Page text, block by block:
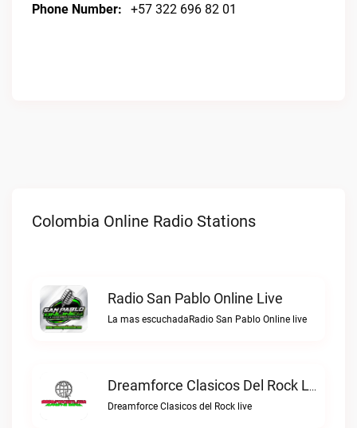
Phone Number:
+57 322 696 82 01
Colombia Online Radio Stations
Radio San Pablo Online Live
La mas escuchadaRadio San Pablo Online live
Dreamforce Clasicos Del Rock Live
Dreamforce Clasicos del Rock live